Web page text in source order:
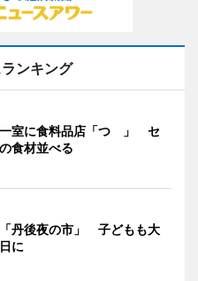
ンキング
室に食料品店「つゝ」 セ
食材並べる
丹後夜の市」 子どもも大
に